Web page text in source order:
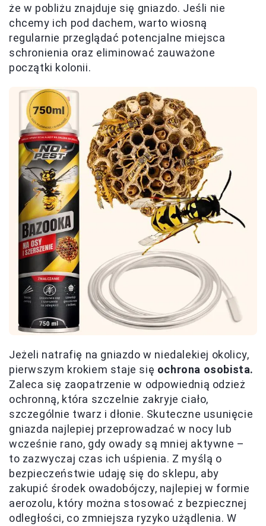
że w pobliżu znajduje się gniazdo. Jeśli nie
chcemy ich pod dachem, warto wiosną
regularnie przeglądać potencjalne miejsca
schronienia oraz eliminować zauważone
początki kolonii.
Jeżeli natrafię na gniazdo w niedalekiej okolicy,
pierwszym krokiem staje się ochrona osobista.
Zaleca się zaopatrzenie w odpowiednią odzież
ochronną, która szczelnie zakryje ciało,
szczególnie twarz i dłonie. Skuteczne usunięcie
gniazda najlepiej przeprowadzać w nocy lub
wcześnie rano, gdy owady są mniej aktywne –
to zazwyczaj czas ich uśpienia. Z myślą o
bezpieczeństwie udaję się do sklepu, aby
zakupić środek owadobójczy, najlepiej w formie
aerozolu, który można stosować z bezpiecznej
odległości, co zmniejsza ryzyko użądlenia. W